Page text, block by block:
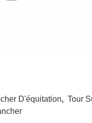
D'équitation, Tour